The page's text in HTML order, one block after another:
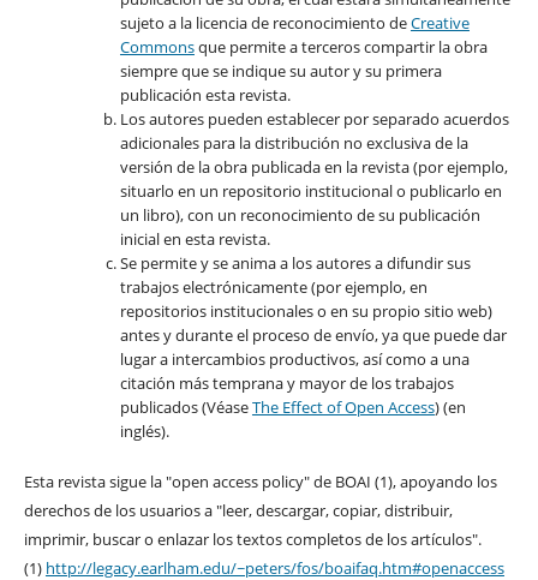
sujeto a la licencia de reconocimiento deCreative
Commonsque permite a terceros compartir la obra
siempre que se indique su autor y su primera
publicación esta revista.
Los autores pueden establecer por separado acuerdos
adicionales para la distribución no exclusiva de la
versión de la obra publicada en la revista (por ejemplo,
situarlo en un repositorio institucional o publicarlo en
un libro), con un reconocimiento de su publicación
inicial en esta revista.
Se permite y se anima a los autores a difundir sus
trabajos electrónicamente (por ejemplo, en
repositorios institucionales o en su propio sitio web)
antes y durante el proceso de envío, ya que puede dar
lugar a intercambios productivos, así como a una
citación más temprana y mayor de los trabajos
publicados (VéaseThe Effect of Open Access) (en
inglés).
Esta revista sigue la "open access policy" de BOAI (1), apoyando los
derechos de los usuarios a "leer, descargar, copiar, distribuir,
imprimir, buscar o enlazar los textos completos de los artículos".
(1) http://legacy.earlham.edu/~peters/fos/boaifaq.htm#openaccess